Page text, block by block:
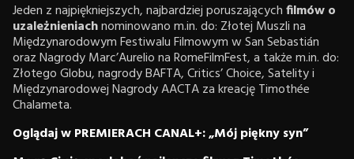
Jeden z najpiękniejszych, najbardziej poruszającychfilmów o
uzależnieniachnominowano m.in. do: Złotej Muszli na
Międzynarodowym Festiwalu Filmowym w San Sebastián
oraz Nagrody Marc’Aurelio na RomeFilmFest, a także m.in. do:
Złotego Globu, nagrody BAFTA, Critics’ Choice, Satelity i
Międzynarodowej Nagrody AACTA za kreację Timothée
Chalameta.
Oglądaj w PREMIERACH CANAL+: „Mój piękny syn”